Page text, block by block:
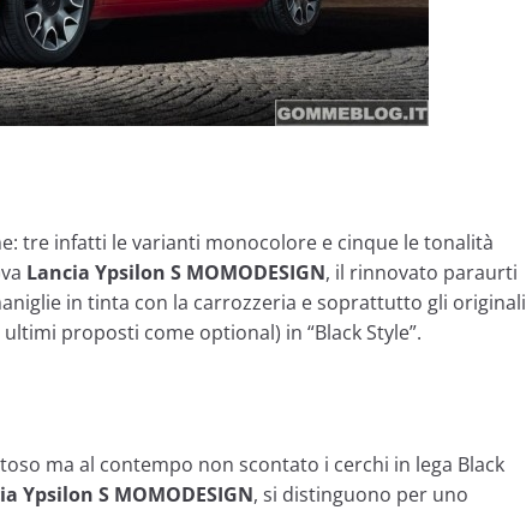
tre infatti le varianti monocolore e cinque le tonalità
Lancia Ypsilon S MOMODESIGN, il rinnovato paraurti
in tinta con la carrozzeria e soprattutto gli originali
proposti come optional) in “Black Style”.
ma al contempo non scontato i cerchi in lega Black
Ypsilon S MOMODESIGN, si distinguono per uno